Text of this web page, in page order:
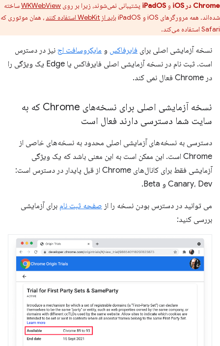
Chrome در iOS
و iPadOS پشتیبانی نمی‌شوند، زیرا بر روی WKWebViewساخته
شده‌اند. همه مرورگرهای iOS و iPadOS
باید از WebKit استفاده کنند
، همان موتوری که
Safari استفاده می‌کند.
نسخه آزمایشی اصلی برای فایرفاکس و مایکروسافت اج نیز در دسترس
است. ثبت نام در نسخه آزمایشی اصلی فایرفاکس یا Edge یک ویژگی را
در Chrome فعال نمی کند.
نسخه آزمایشی اصلی برای نسخه‌های Chrome که به
سایت شما دسترسی دارند فعال است
دسترسی به نسخه‌های آزمایشی اصلی محدود به نسخه‌های خاصی از
Chrome است. این ممکن است به این معنی باشد که یک ویژگی
آزمایشی فقط برای کانال‌های Chrome از قبل پایدار در دسترس است:
Canary، Dev و Beta.
می توانید در دسترس بودن نسخه را از صفحه ثبت نام برای آزمایشی
بررسی کنید: